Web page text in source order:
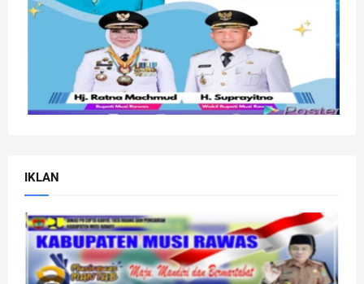
IKLAN